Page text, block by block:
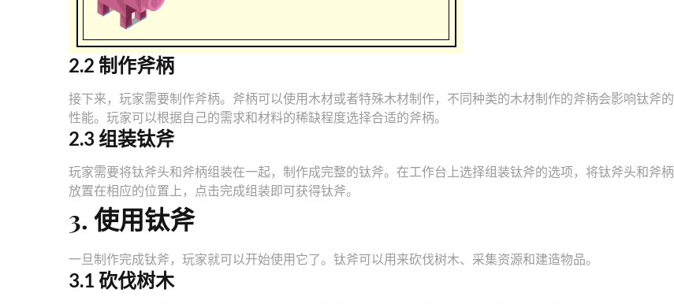
2.2 制作斧柄
接下来，玩家需要制作斧柄。斧柄可以使用木材或者特殊木材制作，不同种类的木材制作的斧柄会影响钛斧的
性能。玩家可以根据自己的需求和材料的稀缺程度选择合适的斧柄。
2.3 组装钛斧
玩家需要将钛斧头和斧柄组装在一起，制作成完整的钛斧。在工作台上选择组装钛斧的选项，将钛斧头和斧柄
放置在相应的位置上，点击完成组装即可获得钛斧。
3. 使用钛斧
一旦制作完成钛斧，玩家就可以开始使用它了。钛斧可以用来砍伐树木、采集资源和建造物品。
3.1 砍伐树木